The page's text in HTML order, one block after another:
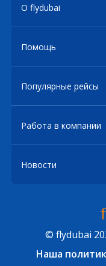
О flydubai
Помощь
Популярные рейсы
Работа в компании
Новости
© flydubai
Наша